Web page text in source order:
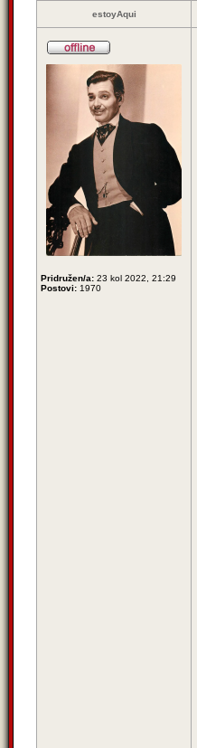
estoyAqui
Pridružen/a: 23 kol 2022, 21:29
Postovi: 1970